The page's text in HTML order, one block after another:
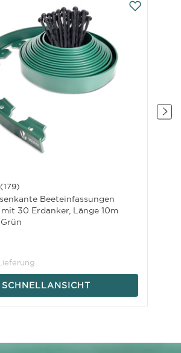
(179)
Beeteinfassungen
30 Erdanker, Länge 10m
SCHNELLANSICHT